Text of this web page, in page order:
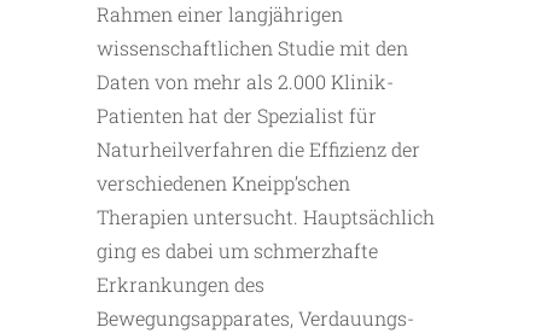
Rahmen einer langjährigen
wissenschaftlichen Studie mit den
Daten von mehr als 2.000 Klinik-
Patienten hat der Spezialist für
Naturheilverfahren die Effizienz der
verschiedenen Kneipp’schen
Therapien untersucht. Hauptsächlich
ging es dabei um schmerzhafte
Erkrankungen des
Bewegungsapparates, Verdauungs-